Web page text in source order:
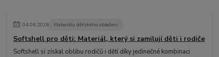
04.06.2026 Materiály dětského oblečení
Softshell pro děti: Materiál, který si zamilují děti i rodiče
Softshell si získal oblibu rodičů i dětí díky jedinečné kombinaci